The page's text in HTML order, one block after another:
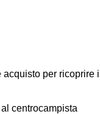
per ricoprire il
centrocampista